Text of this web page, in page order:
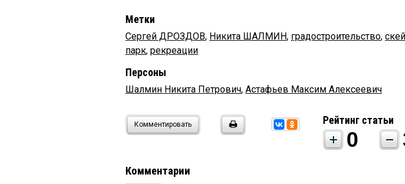
Метки
Сергей ДРОЗДОВ, Никита ШАЛМИН, градостроительство,
парк, рекреации
Персоны
Шалмин Никита Петрович, Астафьев Максим Алексеевич
Комментировать Рейтинг статьи
0
Комментарии